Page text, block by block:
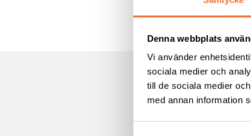
Denna webbplats
Vi använder
sociala medier och
till de sociala medier
med annan information